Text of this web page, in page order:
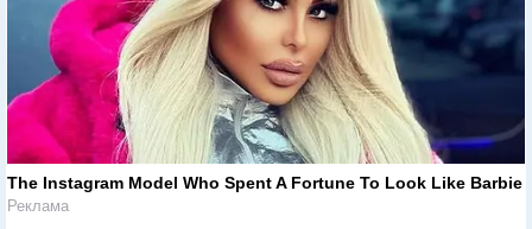
The Instagram Model Who Spent A Fortune To Look Like Barbie
Реклама